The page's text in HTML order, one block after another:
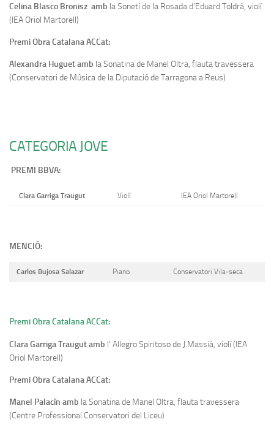
Celina Blasco Bronisz amb la Sonetí de la Rosada d’Eduard Toldrà, violí
(IEA Oriol Martorell)
Premi Obra Catalana ACCat:
Alexandra Huguet amb la Sonatina de Manel Oltra, flauta travessera
(Conservatori de Música de la Diputació de Tarragona a Reus)
CATEGORIA JOVE
PREMI BBVA:
Clara Garriga Traugut Violí IEA Oriol Martorell
MENCIÓ:
Carlos Bujosa Salazar Piano Conservatori Vila-seca
Premi Obra Catalana ACCat:
Clara Garriga Traugut amb l’ Allegro Spiritoso de J.Massià, violí (IEA
Oriol Martorell)
Premi Obra Catalana ACCat:
Manel Palacín amb la Sonatina de Manel Oltra, flauta travessera
(Centre Professional Conservatori del Liceu)